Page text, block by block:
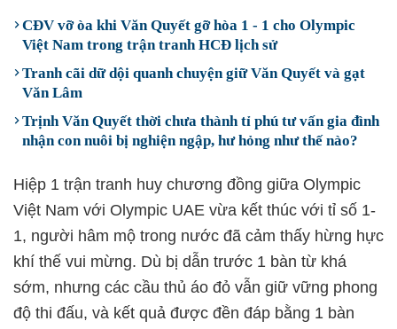
CĐV vỡ òa khi Văn Quyết gỡ hòa 1 - 1 cho Olympic
Việt Nam trong trận tranh HCĐ lịch sử
Tranh cãi dữ dội quanh chuyện giữ Văn Quyết và gạt
Văn Lâm
Trịnh Văn Quyết thời chưa thành tỉ phú tư vấn gia đình
nhận con nuôi bị nghiện ngập, hư hỏng như thế nào?
Hiệp 1 trận tranh huy chương đồng giữa Olympic
Việt Nam với Olympic UAE vừa kết thúc với tỉ số 1-
1, người hâm mộ trong nước đã cảm thấy hừng hực
khí thế vui mừng. Dù bị dẫn trước 1 bàn từ khá
sớm, nhưng các cầu thủ áo đỏ vẫn giữ vững phong
độ thi đấu, và kết quả được đền đáp bằng 1 bàn